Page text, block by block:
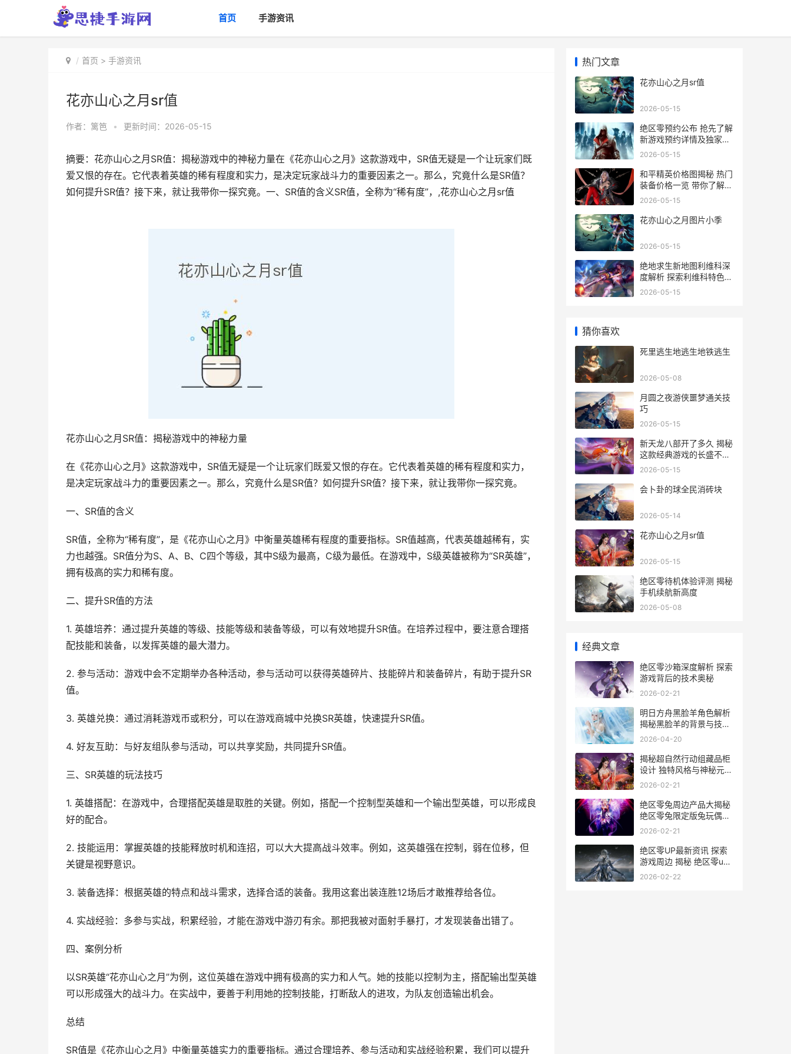
首页 手游资讯
首页 > 手游资讯
花亦山心之月sr值
作者： 篱笆 • 更新时间：2026-05-15
摘要：花亦山心之月SR值：揭秘游戏中的神秘力量在《花亦山心之月》这款游戏中，SR值无疑是一个让玩家们既
爱又恨的存在。它代表着英雄的稀有程度和实力，是决定玩家战斗力的重要因素之一。那么，究竟什么是SR值？
如何提升SR值？接下来，就让我带你一探究竟。一、SR值的含义SR值，全称为“稀有度”，,花亦山心之月sr值
花亦山心之月SR值：揭秘游戏中的神秘力量
在《花亦山心之月》这款游戏中，SR值无疑是一个让玩家们既爱又恨的存在。它代表着英雄的稀有程度和实力，
是决定玩家战斗力的重要因素之一。那么，究竟什么是SR值？如何提升SR值？接下来，就让我带你一探究竟。
一、SR值的含义
SR值，全称为“稀有度”，是《花亦山心之月》中衡量英雄稀有程度的重要指标。SR值越高，代表英雄越稀有，实
力也越强。SR值分为S、A、B、C四个等级，其中S级为最高，C级为最低。在游戏中，S级英雄被称为“SR英雄”，
拥有极高的实力和稀有度。
二、提升SR值的方法
1. 英雄培养：通过提升英雄的等级、技能等级和装备等级，可以有效地提升SR值。在培养过程中，要注意合理搭
配技能和装备，以发挥英雄的最大潜力。
2. 参与活动：游戏中会不定期举办各种活动，参与活动可以获得英雄碎片、技能碎片和装备碎片，有助于提升SR
值。
3. 英雄兑换：通过消耗游戏币或积分，可以在游戏商城中兑换SR英雄，快速提升SR值。
4. 好友互助：与好友组队参与活动，可以共享奖励，共同提升SR值。
三、SR英雄的玩法技巧
1. 英雄搭配：在游戏中，合理搭配英雄是取胜的关键。例如，搭配一个控制型英雄和一个输出型英雄，可以形成良
好的配合。
2. 技能运用：掌握英雄的技能释放时机和连招，可以大大提高战斗效率。例如，这英雄强在控制，弱在位移，但
关键是视野意识。
3. 装备选择：根据英雄的特点和战斗需求，选择合适的装备。我用这套出装连胜12场后才敢推荐给各位。
4. 实战经验：多参与实战，积累经验，才能在游戏中游刃有余。那把我被对面射手暴打，才发现装备出错了。
四、案例分析
以SR英雄“花亦山心之月”为例，这位英雄在游戏中拥有极高的实力和人气。她的技能以控制为主，搭配输出型英雄
可以形成强大的战斗力。在实战中，要善于利用她的控制技能，打断敌人的进攻，为队友创造输出机会。
总结
SR值是《花亦山心之月》中衡量英雄实力的重要指标。通过合理培养、参与活动和实战经验积累，我们可以提升
热门文章
花亦山心之月sr值
2026-05-15
绝区零预约公布 抢先了解
新游戏预约详情及独家优
惠
2026-05-15
和平精英价格图揭秘 热门
装备价格一览 带你了解游
戏内物品真实售价
2026-05-15
花亦山心之月图片小季
2026-05-15
绝地求生新地图利维科深
度解析 探索利维科特色与
战术攻略
2026-05-15
猜你喜欢
死里逃生地逃生地铁逃生
2026-05-08
月圆之夜游侠噩梦通关技
巧
2026-05-15
新天龙八部开了多久 揭秘
这款经典游戏的长盛不衰
之路
2026-05-15
会卜卦的球全民消砖块
2026-05-14
花亦山心之月sr值
2026-05-15
绝区零待机体验评测 揭秘
手机续航新高度
2026-05-08
经典文章
绝区零沙箱深度解析 探索
游戏背后的技术奥秘
2026-02-21
明日方舟黑脸羊角色解析
揭秘黑脸羊的背景与技能
特点
2026-04-20
揭秘超自然行动组藏品柜
设计 独特风格与神秘元素
完美融合
2026-02-21
绝区零兔周边产品大揭秘
绝区零兔限定版兔玩偶售
价解析
2026-02-21
绝区零UP最新资讯 探索
游戏周边 揭秘 绝区零up
主题下的神秘世界
2026-02-22